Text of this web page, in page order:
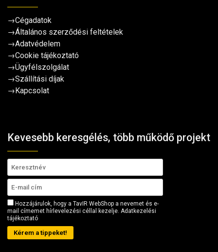
→Cégadatok
→Általános szerződési feltételek
→Adatvédelem
→Cookie tájékoztató
→Ügyfélszolgálat
→Szállítási díjak
→Kapcsolat
Kevesebb keresgélés, több működő projekt
Hozzájárulok, hogy a TavIR WebShop a nevemet és e-
mail címemet hírlevelezési céllal kezelje. Adatkezelési
tájékoztató
Kérem a tippeket!